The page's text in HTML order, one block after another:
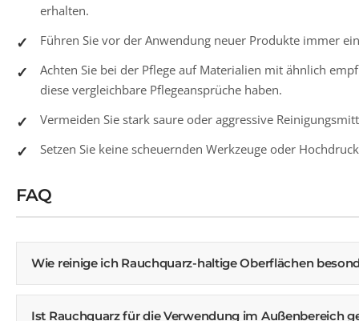
erhalten.
Führen Sie vor der Anwendung neuer Produkte immer
Achten Sie bei der Pflege auf Materialien mit ähnlich
diese vergleichbare Pflegeansprüche haben.
Vermeiden Sie stark saure oder aggressive
Setzen Sie keine scheuernden Werkzeuge oder
FAQ
Wie reinige ich Rauchquarz-haltige Oberflächen
Ist Rauchquarz für die Verwendung im Außenbereich